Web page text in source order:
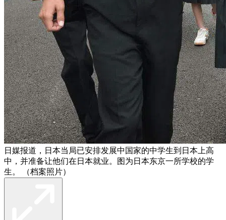
日媒报道，日本当局已安排发展中国家的中学生到日本上高
中，并准备让他们在日本就业。图为日本东京一所学校的学
生。 （档案照片）